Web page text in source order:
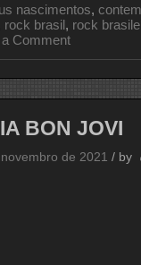
nascimentos,
rock brasil, rock
Commenton
BON JOVI
de 2021 / by